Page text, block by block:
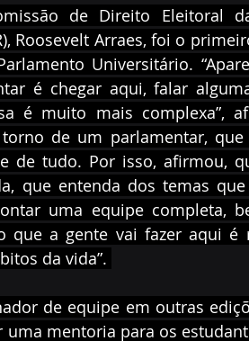
de Direito Eleitoral
Roosevelt Arraes, foi o
Universitário.
é chegar aqui, falar
é muito mais complexa”,
de um parlamentar,
de tudo. Por isso, afirmou,
que entenda dos temas
uma equipe completa,
que a gente vai fazer aqui é
da vida”.
de equipe em outras
uma mentoria para os